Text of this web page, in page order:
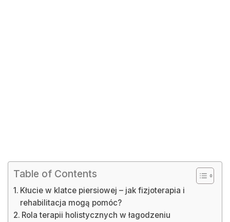
Table of Contents
Kłucie w klatce piersiowej – jak fizjoterapia i
rehabilitacja mogą pomóc?
Rola terapii holistycznych w łagodzeniu